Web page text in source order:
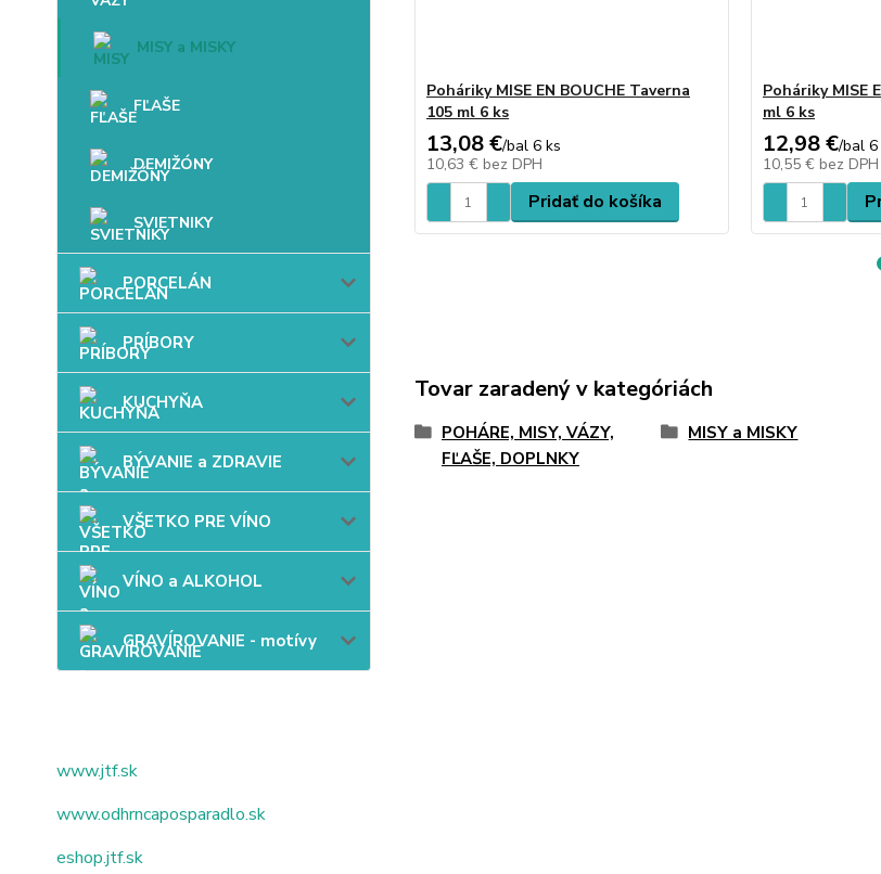
MISY a MISKY
FĽAŠE
DEMIŽÓNY
SVIETNIKY
PORCELÁN
PRÍBORY
KUCHYŇA
BÝVANIE a ZDRAVIE
VŠETKO PRE VÍNO
VÍNO a ALKOHOL
GRAVÍROVANIE - motívy
www.jtf.sk
www.odhrncaposparadlo.sk
eshop.jtf.sk
Poháriky MISE EN BOUCHE Taverna
105 ml 6 ks
13,08 €/bal 6 ks
10,63 € bez DPH
Pridať do košíka
Poháriky MISE
ml 6 ks
12,98 €/bal 6
10,55 € bez DPH
Tovar zaradený v kategóriách
POHÁRE, MISY, VÁZY,
FĽAŠE, DOPLNKY
MISY a MISKY